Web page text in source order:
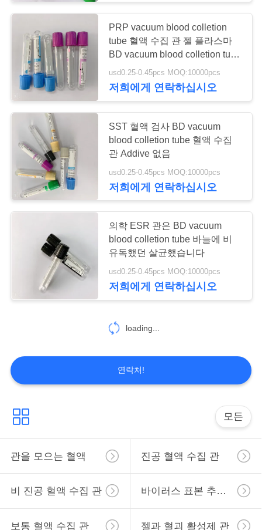
구
트
맵
PRIVACY
POLICY
PRP vacuum blood colletion
tube 혈액 수집 관 젤 플라스마
BD vacuum blood colletion tube
usd0.25-0.45pcs MOQ:10000pcs
저희에게 연락하십시오
SST 혈액 검사 BD vacuum
blood colletion tube 혈액 수집
관 Addive 없음
usd0.25-0.45pcs MOQ:10000pcs
저희에게 연락하십시오
의학 ESR 관은 BD vacuum
blood colletion tube 바늘에 비
유독했던 살균했습니다
usd0.25-0.45pcs MOQ:10000pcs
저희에게 연락하십시오
loading...
연락처!
모든
관을 모으는 혈액 진공 혈액 수집 관
비 진공 혈액 수집 관 바이러스 표본 추출 관
보통 혈액 수집 관 젤과 혈괴 활성제 관